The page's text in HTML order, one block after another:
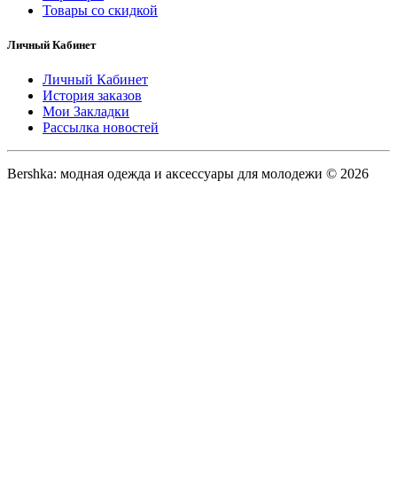
Товары со скидкой
Личный Кабинет
Личный Кабинет
История заказов
Мои Закладки
Рассылка новостей
Bershka: модная одежда и аксессуары для молодежи © 2026